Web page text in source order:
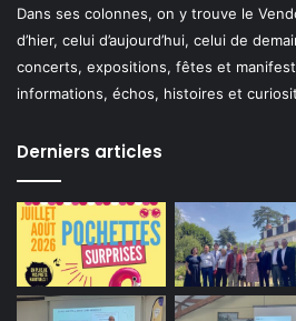
Dans ses colonnes, on y trouve le
d’hier, celui d’aujourd’hui, celui de
concerts, expositions, fêtes et
informations, échos, histoires et
Derniers articles